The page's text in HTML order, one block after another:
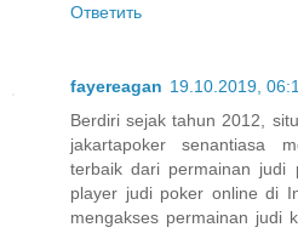
Ответить
fayereagan 19.10.2019,
Berdiri sejak tahun 2012,
jakartapoker senantiasa
terbaik dari permainan judi
player judi poker online di
mengakses permainan judi